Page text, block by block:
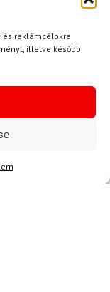
és reklámcélokra
illetve később